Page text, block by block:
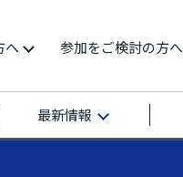
最新情報
へ 参加をご検討の方へ